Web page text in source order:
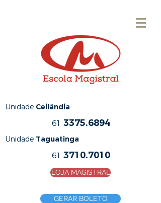
Unidade Ceilândia
61 3375.6894
Unidade Taguatinga
61 3710.7010
LOJA MAGISTRAL
GERAR BOLETO